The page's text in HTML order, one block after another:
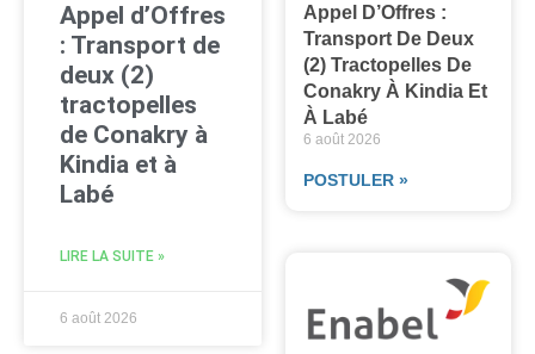
Appel d’Offres
: Transport de
deux (2)
tractopelles
de Conakry à
Kindia et à
Labé
LIRE LA SUITE »
6 août 2026
Appel D’Offres :
Transport De Deux
(2) Tractopelles De
Conakry À Kindia Et
À Labé
6 août 2026
POSTULER »